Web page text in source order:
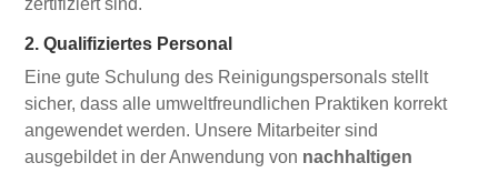
zertifiziert sind.
2. Qualifiziertes Personal
Eine gute Schulung des Reinigungspersonals stellt
sicher, dass alle umweltfreundlichen Praktiken korrekt
angewendet werden. Unsere Mitarbeiter sind
ausgebildet in der Anwendung von nachhaltigen